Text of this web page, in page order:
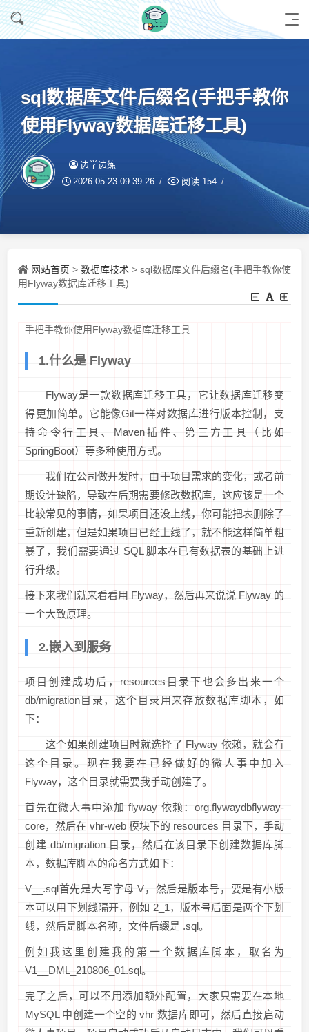
sql数据库文件后缀名(手把手教你
使用Flyway数据库迁移工具)
边学边练
2026-05-23 09:39:26 阅读 154
网站首页 > 数据库技术 > sql数据库文件后缀名(手把手教你使
用Flyway数据库迁移工具)
手把手教你使用Flyway数据库迁移工具
1.什么是 Flyway
Flyway是一款数据库迁移工具，它让数据库迁移变
得更加简单。它能像Git一样对数据库进行版本控制，支
持命令行工具、Maven插件、第三方工具（比如
SpringBoot）等多种使用方式。
我们在公司做开发时，由于项目需求的变化，或者前
期设计缺陷，导致在后期需要修改数据库，这应该是一个
比较常见的事情，如果项目还没上线，你可能把表删除了
重新创建，但是如果项目已经上线了，就不能这样简单粗
暴了，我们需要通过 SQL 脚本在已有数据表的基础上进
行升级。
接下来我们就来看看用 Flyway，然后再来说说 Flyway 的
一个大致原理。
2.嵌入到服务
项目创建成功后，resources目录下也会多出来一个
db/migration目录，这个目录用来存放数据库脚本，如
下：
这个如果创建项目时就选择了 Flyway 依赖，就会有
这个目录。现在我要在已经做好的微人事中加入
Flyway，这个目录就需要我手动创建了。
首先在微人事中添加 flyway 依赖：org.flywaydbflyway-
core，然后在 vhr-web 模块下的 resources 目录下，手动
创建 db/migration 目录，然后在该目录下创建数据库脚
本，数据库脚本的命名方式如下：
V__.sql首先是大写字母 V，然后是版本号，要是有小版
本可以用下划线隔开，例如 2_1，版本号后面是两个下划
线，然后是脚本名称，文件后缀是 .sql。
例如我这里创建我的第一个数据库脚本，取名为
V1__DML_210806_01.sql。
完了之后，可以不用添加额外配置，大家只需要在本地
MySQL 中创建一个空的 vhr 数据库即可，然后直接启动